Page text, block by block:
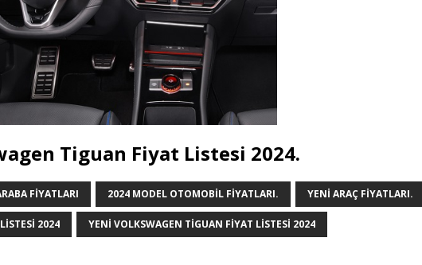
Tiguan Fiyat Listesi 2024.
FIYATLARI 2024 MODEL OTOMOBIL FIYATLARI. YENI ARAÇ FIYATLARI.
2024 YENI VOLKSWAGEN TIGUAN FIYAT LISTESI 2024